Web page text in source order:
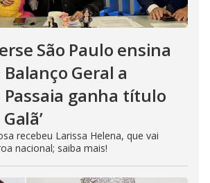
São Paulo ensina
Geral a
ganha título
recebeu Larissa Helena, que vai
nacional; saiba mais!